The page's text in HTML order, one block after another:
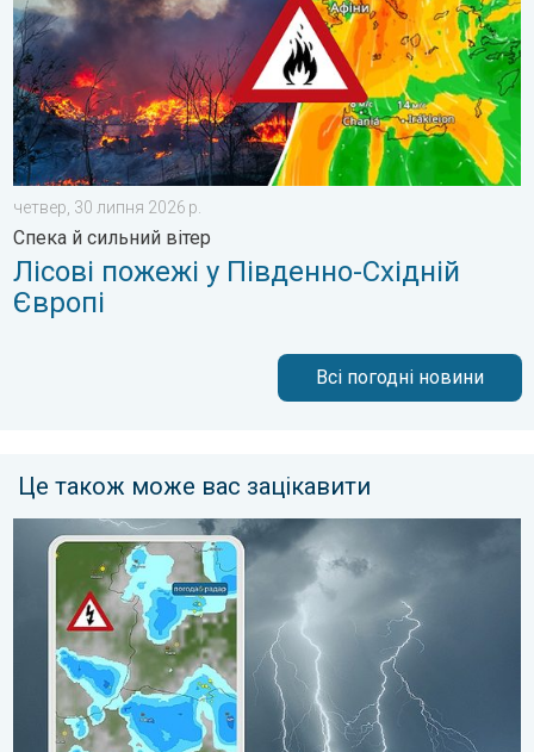
четвер, 30 липня 2026 р.
Спека й сильний вітер
Лісові пожежі у Південно-Східній
Європі
Всі погодні новини
Це також може вас зацікавити
Поведінка під час грози. Як розпізнати грозу?. . .